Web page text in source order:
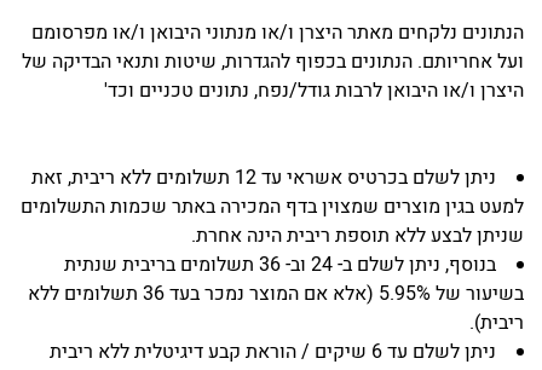
הנתונים נלקחים מאתר היצרן ו/או מנתוני היבואן ו/או מפרסומם
ועל אחריותם. הנתונים בכפוף להגדרות, שיטות ותנאי הבדיקה של
היצרן ו/או היבואן לרבות גודל/נפח, נתונים טכניים וכד'
ניתן לשלם בכרטיס אשראי עד 12 תשלומים ללא ריבית, זאת
למעט בגין מוצרים שמצוין בדף המכירה באתר שכמות התשלומים
שניתן לבצע ללא תוספת ריבית הינה אחרת.
בנוסף, ניתן לשלם ב- 24 וב- 36 תשלומים בריבית שנתית
בשיעור של 5.95% (אלא אם המוצר נמכר בעד 36 תשלומים ללא
ריבית).
ניתן לשלם עד 6 שיקים / הוראת קבע דיגיטלית ללא ריבית